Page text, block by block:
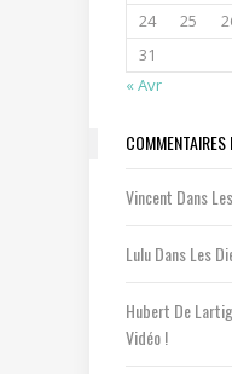
24
25
31
« Avr
COMMENTAIRES
Vincent Dans
LuluDansLes
Hubert De
Vidéo !